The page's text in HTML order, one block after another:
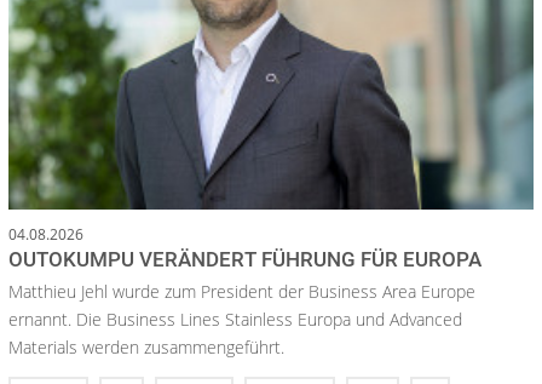
04.08.2026
OUTOKUMPU VERÄNDERT FÜHRUNG FÜR EUROPA
Matthieu Jehl wurde zum President der Business Area Europe
ernannt. Die Business Lines Stainless Europa und Advanced
Materials werden zusammengeführt.